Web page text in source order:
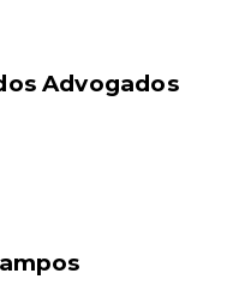
Advogados